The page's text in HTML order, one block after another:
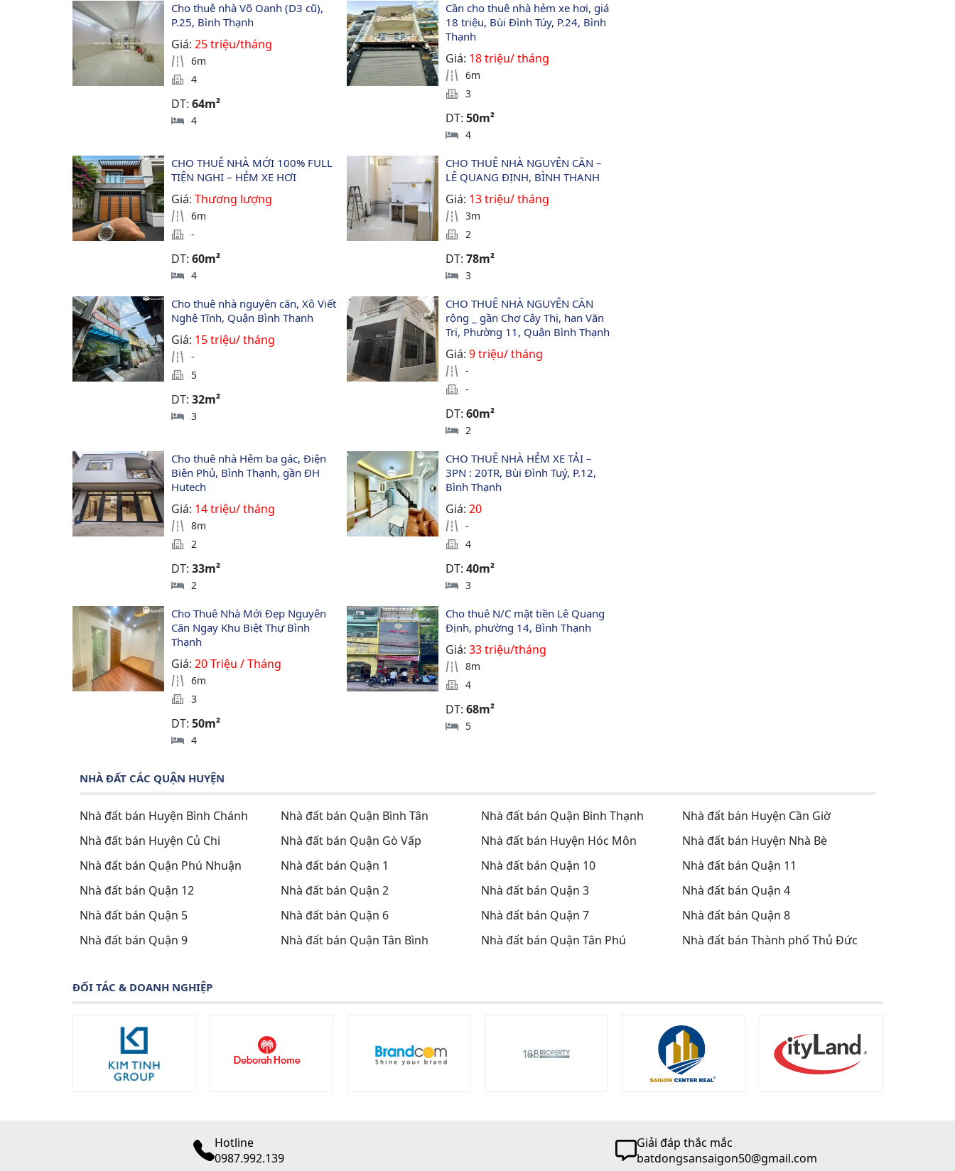
Cho thuê nhà Võ Oanh (D3 cũ),
P.25, Bình Thạnh
Giá:25 triệu/tháng
6m
4
DT:64m²
4
Cần cho thuê nhà hẻm xe hơi, giá
18 triệu, Bùi Đình Túy, P.24, Bình
Thạnh
Giá: 18 triệu/ tháng
6m
3
DT: 50m²
4
CHO THUÊ NHÀ MỚI 100% FULL
TIỆN NGHI – HẺM XE HƠI
Giá:Thương lượng
6m
-
DT:60m²
4
CHO THUÊ NHÀ NGUYÊN CĂN –
LÊ QUANG ĐỊNH, BÌNH THẠNH
Giá: 13 triệu/ tháng
3m
2
DT: 78m²
3
Cho thuê nhà nguyên căn, Xô Viết
Nghệ Tĩnh, Quận Bình Thạnh
Giá: 15 triệu/ tháng
-
5
DT:32m²
3
CHO THUÊ NHÀ NGUYÊN CĂN
rộng _ gần Chợ Cây Thị, han Văn
Trị, Phường 11, Quận Bình Thạnh
Giá: 9 triệu/ tháng
-
-
DT: 60m²
2
Cho thuê nhà Hẻm ba gác, Điện
Biên Phủ, Bình Thạnh, gần ĐH
Hutech
Giá: 14 triệu/ tháng
8m
2
DT:33m²
2
CHO THUÊ NHÀ HẺM XE TẢI –
3PN : 20TR, Bùi Đình Tuý, P.12,
Bình Thạnh
Giá: 20
-
4
DT: 40m²
3
Cho Thuê Nhà Mới Đẹp Nguyên
Căn Ngay Khu Biệt Thự Bình
Thạnh
Giá:20 Triệu / Tháng
6m
3
DT:50m²
4
Cho thuê N/C mặt tiền Lê Quang
Định, phường 14, Bình Thạnh
Giá: 33 triệu/tháng
8m
4
DT: 68m²
5
NHÀ ĐẤT CÁC QUẬN HUYỆN
Nhà đất bán Huyện Bình Chánh Nhà đất bán Quận Bình Tân Nhà đất bán Quận Bình Thạnh
Nhà đất bán Huyện Cần Giờ
Nhà đất bán Huyện Củ Chi
Nhà đất bán Quận Gò Vấp Nhà đất bán Huyện Hóc Môn
Nhà đất bán Huyện Nhà Bè
Nhà đất bán Quận Phú Nhuận
Nhà đất bán Quận 1 Nhà đất bán Quận 10
Nhà đất bán Quận 11
Nhà đất bán Quận 12
Nhà đất bán Quận 2 Nhà đất bán Quận 3
Nhà đất bán Quận 4
Nhà đất bán Quận 5
Nhà đất bán Quận 6 Nhà đất bán Quận 7
Nhà đất bán Quận 8
Nhà đất bán Quận 9
Nhà đất bán Quận Tân Bình Nhà đất bán Quận Tân Phú Nhà đất bán Thành phố Thủ Đức
ĐỐI TÁC & DOANH NGHIỆP
Hotline
0987.992.139
Giải đáp thắc mắc
batdongsansaigon50@gmail.com